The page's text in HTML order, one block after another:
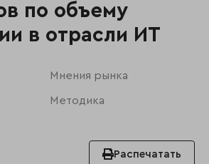
по объему
в отрасли ИТ
Мнения рынка
Методика
Распечатать